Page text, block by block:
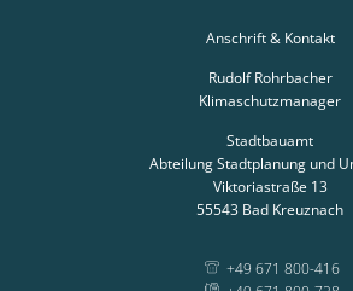
Anschrift & Kontakt
Rudolf Rohrbacher
Klimaschutzmanager
Stadtbauamt
Abteilung Stadtplanung und
Viktoriastraße 13
55543 Bad Kreuznach
+49 671 800-416